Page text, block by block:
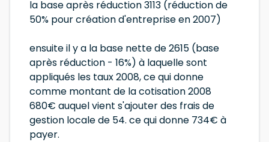
la base après réduction 3113 (réduction de
50% pour création d'entreprise en 2007)
ensuite il y a la base nette de 2615 (base
après réduction - 16%) à laquelle sont
appliqués les taux 2008, ce qui donne
comme montant de la cotisation 2008
680€ auquel vient s'ajouter des frais de
gestion locale de 54. ce qui donne 734€ à
payer.